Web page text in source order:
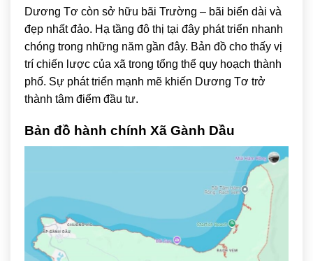
Dương Tơ còn sở hữu bãi Trường – bãi biển dài và
đẹp nhất đảo. Hạ tầng đô thị tại đây phát triển nhanh
chóng trong những năm gần đây. Bản đồ cho thấy vị
trí chiến lược của xã trong tổng thể quy hoạch thành
phố. Sự phát triển mạnh mẽ khiến Dương Tơ trở
thành tâm điểm đầu tư.
Bản đồ hành chính Xã Gành Dầu